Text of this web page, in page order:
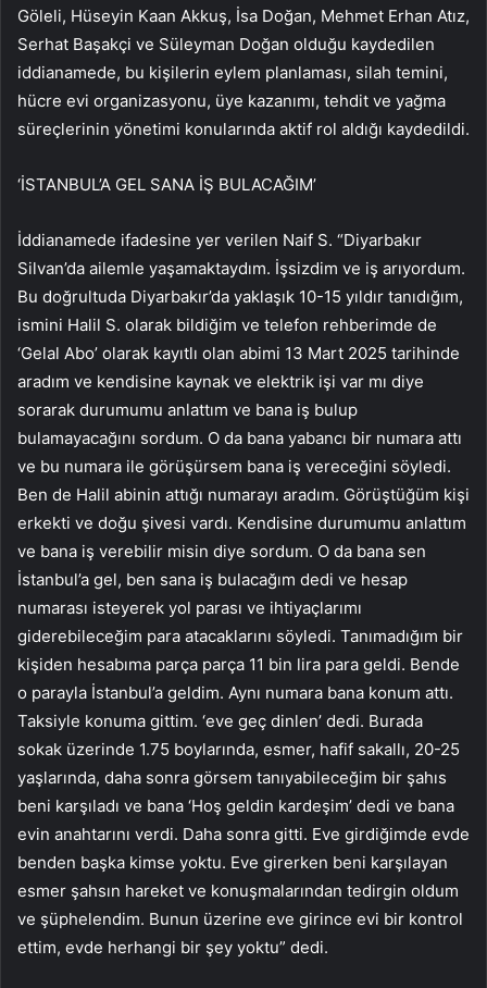
Göleli, Hüseyin Kaan Akkuş, İsa Doğan, Mehmet Erhan Atız,
Serhat Başakçi ve Süleyman Doğan olduğu kaydedilen
iddianamede, bu kişilerin eylem planlaması, silah temini,
hücre evi organizasyonu, üye kazanımı, tehdit ve yağma
süreçlerinin yönetimi konularında aktif rol aldığı kaydedildi.
‘İSTANBUL’A GEL SANA İŞ BULACAĞIM’
İddianamede ifadesine yer verilen Naif S. “Diyarbakır
Silvan’da ailemle yaşamaktaydım. İşsizdim ve iş arıyordum.
Bu doğrultuda Diyarbakır’da yaklaşık 10-15 yıldır tanıdığım,
ismini Halil S. olarak bildiğim ve telefon rehberimde de
‘Gelal Abo’ olarak kayıtlı olan abimi 13 Mart 2025 tarihinde
aradım ve kendisine kaynak ve elektrik işi var mı diye
sorarak durumumu anlattım ve bana iş bulup
bulamayacağını sordum. O da bana yabancı bir numara attı
ve bu numara ile görüşürsem bana iş vereceğini söyledi.
Ben de Halil abinin attığı numarayı aradım. Görüştüğüm kişi
erkekti ve doğu şivesi vardı. Kendisine durumumu anlattım
ve bana iş verebilir misin diye sordum. O da bana sen
İstanbul’a gel, ben sana iş bulacağım dedi ve hesap
numarası isteyerek yol parası ve ihtiyaçlarımı
giderebileceğim para atacaklarını söyledi. Tanımadığım bir
kişiden hesabıma parça parça 11 bin lira para geldi. Bende
o parayla İstanbul’a geldim. Aynı numara bana konum attı.
Taksiyle konuma gittim. ‘eve geç dinlen’ dedi. Burada
sokak üzerinde 1.75 boylarında, esmer, hafif sakallı, 20-25
yaşlarında, daha sonra görsem tanıyabileceğim bir şahıs
beni karşıladı ve bana ‘Hoş geldin kardeşim’ dedi ve bana
evin anahtarını verdi. Daha sonra gitti. Eve girdiğimde evde
benden başka kimse yoktu. Eve girerken beni karşılayan
esmer şahsın hareket ve konuşmalarından tedirgin oldum
ve şüphelendim. Bunun üzerine eve girince evi bir kontrol
ettim, evde herhangi bir şey yoktu” dedi.